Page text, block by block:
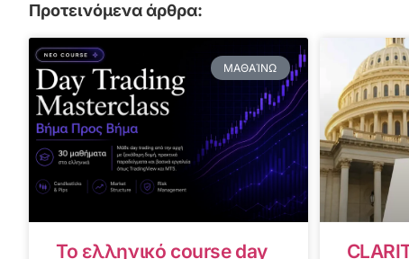
Προτεινόμενα άρθρα:
ΜΑΘΑΊΝΩ
Το ελληνικό course day